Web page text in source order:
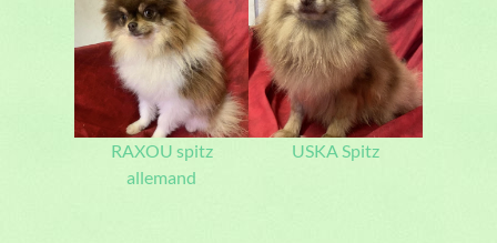
RAXOU spitz
allemand
USKA Spitz